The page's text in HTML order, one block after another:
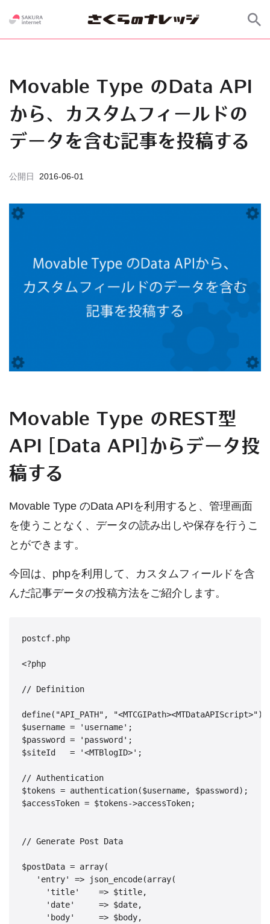
Movable Type のData API
から、カスタムフィールドの
データを含む記事を投稿する
公開日 2016-06-01
Movable Type のREST型
API [Data API]からデータ投
稿する
Movable Type のData APIを利用すると、管理画面
を使うことなく、データの読み出しや保存を行うこ
とができます。
今回は、phpを利用して、カスタムフィールドを含
んだ記事データの投稿方法をご紹介します。
postcf.php
<?php
// Definition
define("API_PATH", "<MTCGIPath><MTDataAPIScript>");
$username = 'username';
$password = 'password';
$siteId   = '<MTBlogID>';
// Authentication
$tokens = authentication($username, $password);
$accessToken = $tokens->accessToken;
// Generate Post Data
$postData = array(
   'entry' => json_encode(array(
     'title'    => $title,
     'date'     => $date,
     'body'     => $body,